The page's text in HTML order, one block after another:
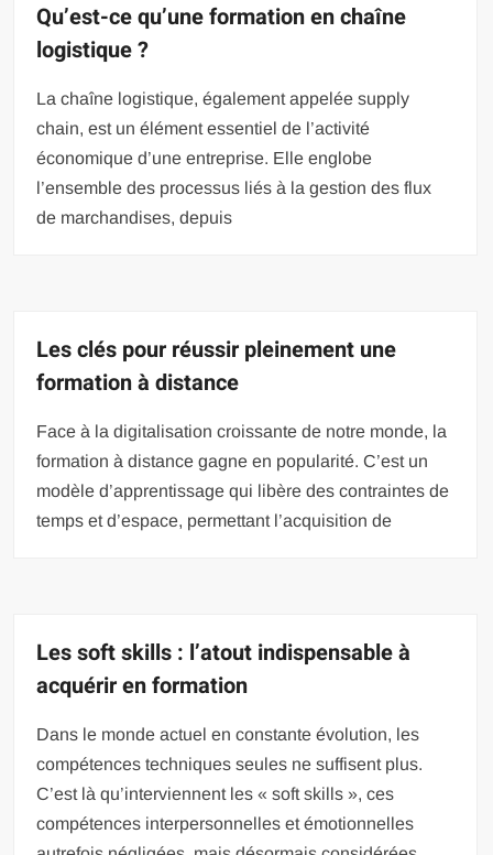
Qu’est-ce qu’une formation en chaîne
logistique ?
La chaîne logistique, également appelée supply
chain, est un élément essentiel de l’activité
économique d’une entreprise. Elle englobe
l’ensemble des processus liés à la gestion des flux
de marchandises, depuis
Les clés pour réussir pleinement une
formation à distance
Face à la digitalisation croissante de notre monde, la
formation à distance gagne en popularité. C’est un
modèle d’apprentissage qui libère des contraintes de
temps et d’espace, permettant l’acquisition de
Les soft skills : l’atout indispensable à
acquérir en formation
Dans le monde actuel en constante évolution, les
compétences techniques seules ne suffisent plus.
C’est là qu’interviennent les « soft skills », ces
compétences interpersonnelles et émotionnelles